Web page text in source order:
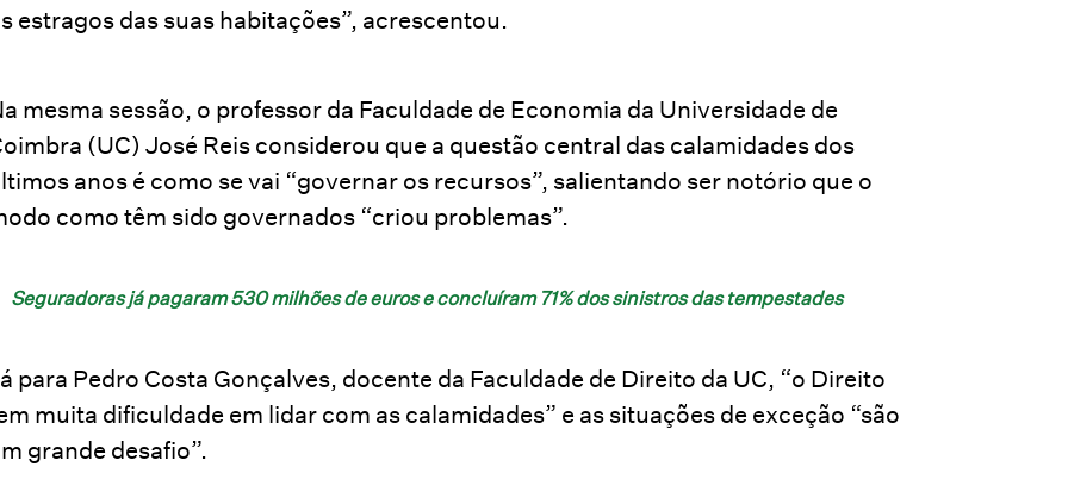
estragos das suas habitações”, acrescentou.
mesma sessão, o professor da Faculdade de Economia da Universidade de
(UC) José Reis considerou que a questão central das calamidades dos
anos é como se vai “governar os recursos”, salientando ser notório que o
como têm sido governados “criou problemas”.
Seguradoras já pagaram 530 milhões de euros e concluíram 71% dos sinistros das tempestades
para Pedro Costa Gonçalves, docente da Faculdade de Direito da UC, “o Direito
muita dificuldade em lidar com as calamidades” e as situações de exceção “são
grande desafio”.